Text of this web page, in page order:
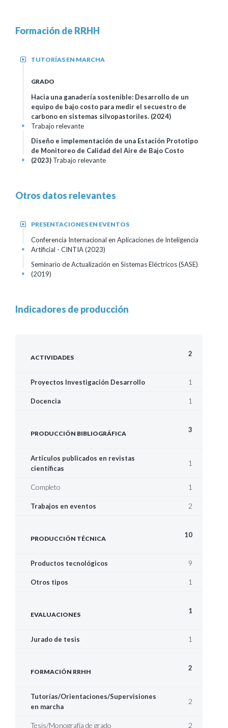
Formación de RRHH
TUTORÍAS EN MARCHA
+
GRADO
Hacia una ganadería sostenible: Desarrollo de un
equipo de bajo costo para medir el secuestro de
carbono en sistemas silvopastoriles. (2024)
Trabajo relevante
+
Diseño e implementación de una Estación Prototipo
de Monitoreo de Calidad del Aire de Bajo Costo
(2023) Trabajo relevante
+
Otros datos relevantes
PRESENTACIONES EN EVENTOS
+
Conferencia Internacional en Aplicaciones de Inteligencia
Artificial - CINTIA(2023)
+
Seminario de Actualización en Sistemas Eléctricos (SASE)
(2019)
+
Indicadores de producción
ACTIVIDADES 2
Proyectos Investigación Desarrollo 1
Docencia 1
PRODUCCIÓN BIBLIOGRÁFICA 3
Artículos publicados en revistas
científicas
1
Completo 1
Trabajos en eventos 2
PRODUCCIÓN TÉCNICA 10
Productos tecnológicos 9
Otros tipos 1
EVALUACIONES 1
Jurado de tesis 1
FORMACIÓN RRHH 2
Tutorías/Orientaciones/Supervisiones
en marcha
2
Tesis/Monografía de grado 2